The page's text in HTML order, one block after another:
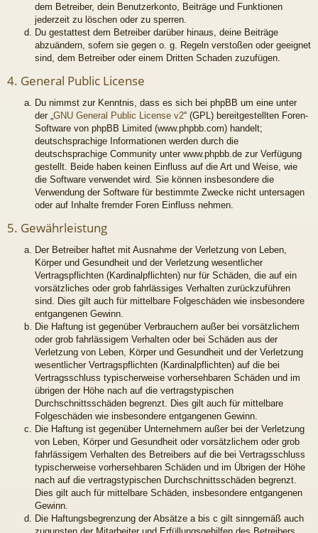
dem Betreiber, dein Benutzerkonto, Beiträge und Funktionen
jederzeit zu löschen oder zu sperren.
Du gestattest dem Betreiber darüber hinaus, deine Beiträge
abzuändern, sofern sie gegen o. g. Regeln verstoßen oder geeignet
sind, dem Betreiber oder einem Dritten Schaden zuzufügen.
4. General Public License
Du nimmst zur Kenntnis, dass es sich bei phpBB um eine unter
der „ GNU General Public License v2“ (GPL) bereitgestellten Foren-
Software von phpBB Limited (www.phpbb.com) handelt;
deutschsprachige Informationen werden durch die
deutschsprachige Community unter www.phpbb.de zur Verfügung
gestellt. Beide haben keinen Einfluss auf die Art und Weise, wie
die Software verwendet wird. Sie können insbesondere die
Verwendung der Software für bestimmte Zwecke nicht untersagen
oder auf Inhalte fremder Foren Einfluss nehmen.
5. Gewährleistung
Der Betreiber haftet mit Ausnahme der Verletzung von Leben,
Körper und Gesundheit und der Verletzung wesentlicher
Vertragspflichten (Kardinalpflichten) nur für Schäden, die auf ein
vorsätzliches oder grob fahrlässiges Verhalten zurückzuführen
sind. Dies gilt auch für mittelbare Folgeschäden wie insbesondere
entgangenen Gewinn.
Die Haftung ist gegenüber Verbrauchern außer bei vorsätzlichem
oder grob fahrlässigem Verhalten oder bei Schäden aus der
Verletzung von Leben, Körper und Gesundheit und der Verletzung
wesentlicher Vertragspflichten (Kardinalpflichten) auf die bei
Vertragsschluss typischerweise vorhersehbaren Schäden und im
übrigen der Höhe nach auf die vertragstypischen
Durchschnittsschäden begrenzt. Dies gilt auch für mittelbare
Folgeschäden wie insbesondere entgangenen Gewinn.
Die Haftung ist gegenüber Unternehmern außer bei der Verletzung
von Leben, Körper und Gesundheit oder vorsätzlichem oder grob
fahrlässigem Verhalten des Betreibers auf die bei Vertragsschluss
typischerweise vorhersehbaren Schäden und im Übrigen der Höhe
nach auf die vertragstypischen Durchschnittsschäden begrenzt.
Dies gilt auch für mittelbare Schäden, insbesondere entgangenen
Gewinn.
Die Haftungsbegrenzung der Absätze a bis c gilt sinngemäß auch